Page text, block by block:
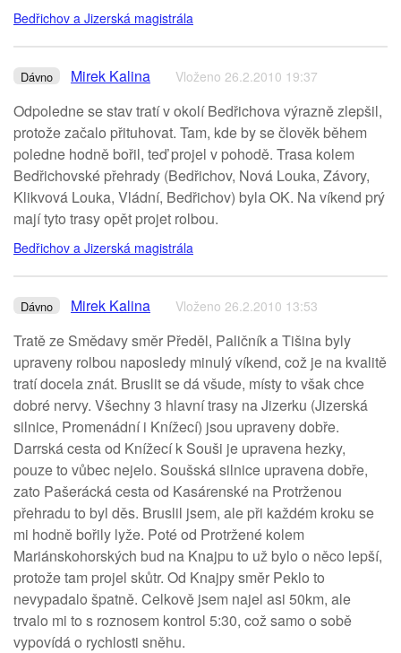
Bedřichov a Jizerská magistrála
Dávno Mirek Kalina Vloženo 26.2.2010 19:37
Odpoledne se stav tratí v okolí Bedřichova výrazně zlepšil,
protože začalo přituhovat. Tam, kde by se člověk během
poledne hodně bořil, teď projel v pohodě. Trasa kolem
Bedřichovské přehrady (Bedřichov, Nová Louka, Závory,
Klikvová Louka, Vládní, Bedřichov) byla OK. Na víkend prý
mají tyto trasy opět projet rolbou.
Bedřichov a Jizerská magistrála
Dávno Mirek Kalina Vloženo 26.2.2010 13:53
Tratě ze Smědavy směr Předěl, Paličník a Tišina byly
upraveny rolbou naposledy minulý víkend, což je na kvalitě
tratí docela znát. Bruslit se dá všude, místy to však chce
dobré nervy. Všechny 3 hlavní trasy na Jizerku (Jizerská
silnice, Promenádní i Knížecí) jsou upraveny dobře.
Darrská cesta od Knížecí k Souši je upravena hezky,
pouze to vůbec nejelo. Soušská silnice upravena dobře,
zato Pašerácká cesta od Kasárenské na Protrženou
přehradu to byl děs. Bruslil jsem, ale při každém kroku se
mi hodně bořily lyže. Poté od Protržené kolem
Mariánskohorských bud na Knajpu to už bylo o něco lepší,
protože tam projel skůtr. Od Knajpy směr Peklo to
nevypadalo špatně. Celkově jsem najel asi 50km, ale
trvalo mi to s roznosem kontrol 5:30, což samo o sobě
vypovídá o rychlosti sněhu.